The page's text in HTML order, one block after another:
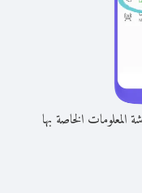
الخاصة بها